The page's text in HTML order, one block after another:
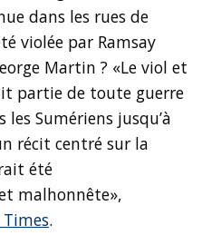
dans les rues de
violée par Ramsay
Martin ? «Le viol et
partie de toute guerre
Sumériens jusqu’à
récit centré sur la
été
malhonnête»,
.